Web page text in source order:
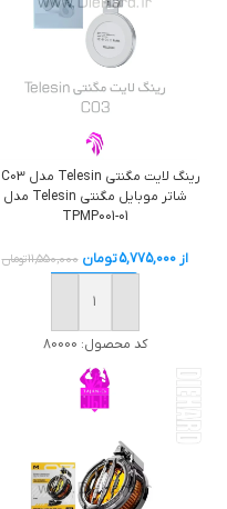
شاتر موبایل مگنتی Telesin مدل
TPMP001-01
از5,775,000تومان 11,550,000تومان
خرید
کد محصول: 80000